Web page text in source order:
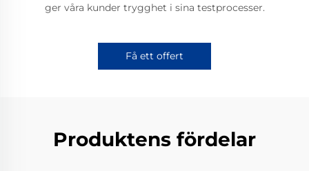
ger våra kunder trygghet i sina testprocesser.
Få ett offert
Produktens fördelar